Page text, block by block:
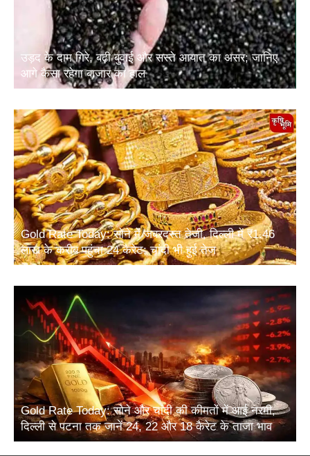
उड़द के दाम गिरे, बढ़ी बुवाई और सस्ते आयात का असर; जानिए
आगे कैसा रहेगा बाजार का हाल
Gold Rate Today: सोने में जबरदस्त तेजी, दिल्ली में ₹1.46
लाख के करीब पहुंचा 24 कैरेट; चांदी भी हुई तेज
Gold Rate Today: सोने और चांदी की कीमतों में आई नरमी,
दिल्ली से पटना तक जानें 24, 22 और 18 कैरेट के ताजा भाव